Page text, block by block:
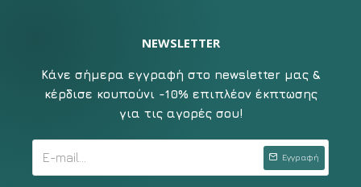
NEWSLETTER
Κάνε σήμερα εγγραφή στο newsletter μας &
κέρδισε κουπούνι -10% επιπλέον έκπτωσης
για τις αγορές σου!
Εγγραφή